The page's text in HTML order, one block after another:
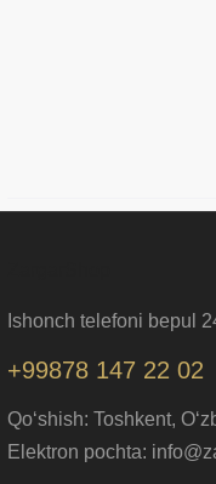
Ishonch telefoni bepul
+99878 147 22 02
Qo‘shish: Toshkent,
Elektron pochta: